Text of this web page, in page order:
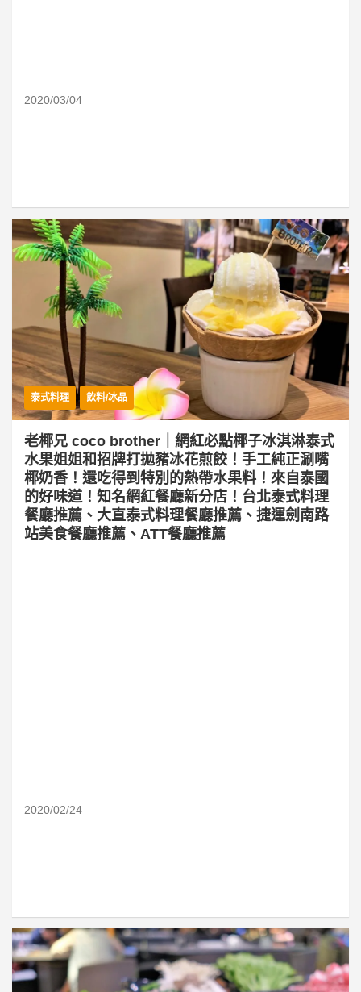
2020/03/04
泰式料理 飲料/冰品
老椰兄 coco brother｜網紅必點椰子冰淇淋泰式
水果姐姐和招牌打拋豬冰花煎餃！手工純正涮嘴
椰奶香！還吃得到特別的熱帶水果料！來自泰國
的好味道！知名網紅餐廳新分店！台北泰式料理
餐廳推薦、大直泰式料理餐廳推薦、捷運劍南路
站美食餐廳推薦、ATT餐廳推薦
2020/02/24